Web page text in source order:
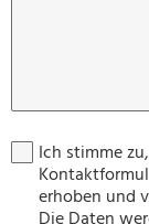
Ich stimme
erhoben und